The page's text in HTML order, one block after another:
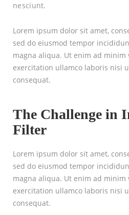
nesciunt.
Lorem ipsum dolor sit amet,
sed do eiusmod tempor
magna aliqua. Ut enim ad minim
exercitation ullamco laboris nisi
consequat.
The Challenge in
Filter
Lorem ipsum dolor sit amet,
sed do eiusmod tempor
magna aliqua. Ut enim ad minim
exercitation ullamco laboris nisi
consequat.